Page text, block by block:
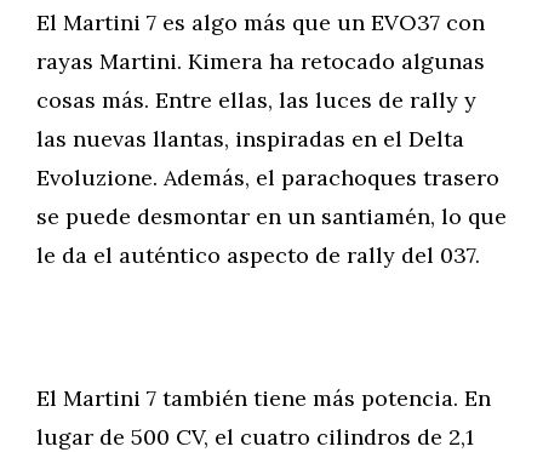
El Martini 7 es algo más que un EVO37 con
rayas Martini. Kimera ha retocado algunas
cosas más. Entre ellas, las luces de rally y
las nuevas llantas, inspiradas en el Delta
Evoluzione. Además, el parachoques trasero
se puede desmontar en un santiamén, lo que
le da el auténtico aspecto de rally del 037.
El Martini 7 también tiene más potencia. En
lugar de 500 CV, el cuatro cilindros de 2,1